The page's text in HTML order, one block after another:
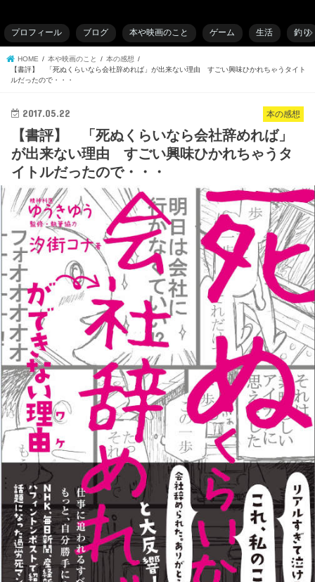
プロフィール ブログ 本や映画のこと ゲーム 生活 釣り
HOME 本や映画のこと
本の感想
【書評】 「死ぬくらいなら会社辞めれば」が出来ない理由 すごい興味ひかれちゃうタイト
ルだったので・・・
本の感想
2017.05.22
【書評】 「死ぬくらいなら会社辞めれば」
が出来ない理由 すごい興味ひかれちゃうタ
イトルだったので・・・